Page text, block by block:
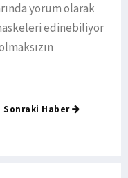
yorum olarak
edinebiliyor
Sonraki Haber